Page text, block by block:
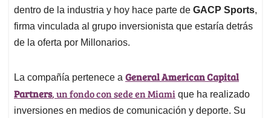
dentro de la industria y hoy hace parte de GACP Sports,
firma vinculada al grupo inversionista que estaría detrás
de la oferta por Millonarios.
La compañía pertenece a General American Capital
Partners, un fondo con sede en Miami que ha realizado
inversiones en medios de comunicación y deporte. Su